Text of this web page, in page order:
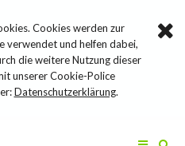
Cookies werden zur
verwendet und helfen dabei,
die weitere Nutzung dieser
unserer Cookie-Police
Datenschutzerklärung.